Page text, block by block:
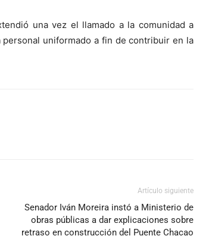
aumentar
o
una vez el llamado a la comunidad a
uniformado a fin de contribuir en la
Artículo siguiente
Senador Iván Moreira instó a Ministerio de
obras públicas a dar explicaciones sobre
retraso en construcción del Puente Chacao